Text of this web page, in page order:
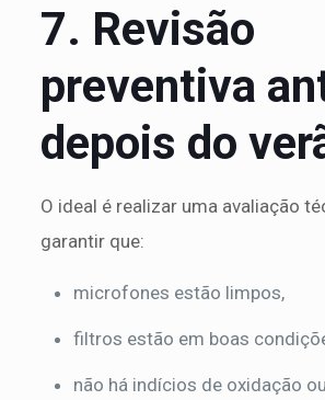
7. Revisão
preventiva
depois do
O ideal é realizar uma avaliação
garantir que:
microfones estão limpos,
filtros estão em boas
não há indícios de oxidação